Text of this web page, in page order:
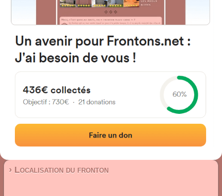
RECHERCHER UN FRONTON
PROPOSER UN FRONTON
20160 Lasarte-Oria, Gipuzkoa
Blas de Lezo Kalea 16
Fronton mur à gauche
Localisation|Photos|Commentaires et avis
› Localisation du fronton